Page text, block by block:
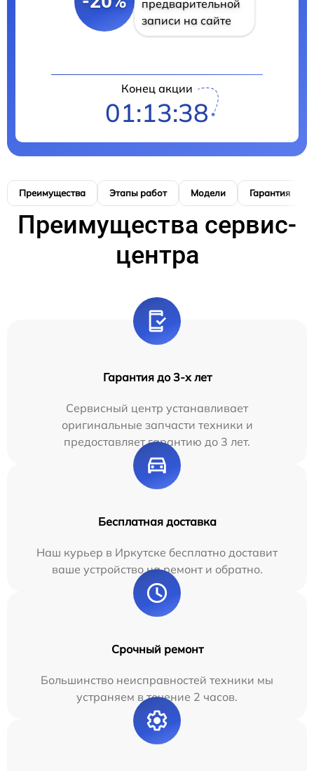
предварительной
записи на сайте
Конец акции
01:13:37
Преимущества Этапы работ Модели Гарантия
Преимущества сервис-
центра
Гарантия до 3-х лет
Сервисный центр устанавливает
оригинальные запчасти техники и
предоставляет гарантию до 3 лет.
Бесплатная доставка
Наш курьер в Иркутске бесплатно доставит
ваше устройство на ремонт и обратно.
Срочный ремонт
Большинство неисправностей техники мы
устраняем в течение 2 часов.